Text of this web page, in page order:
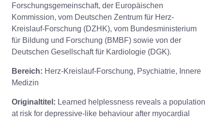
Forschungsgemeinschaft, der Europäischen
Kommission, vom Deutschen Zentrum für Herz-
Kreislauf-Forschung (DZHK), vom Bundesministerium
für Bildung und Forschung (BMBF) sowie von der
Deutschen Gesellschaft für Kardiologie (DGK).
Bereich: Herz-Kreislauf-Forschung, Psychiatrie, Innere
Medizin
Originaltitel: Learned helplessness reveals a population
at risk for depressive-like behaviour after myocardial